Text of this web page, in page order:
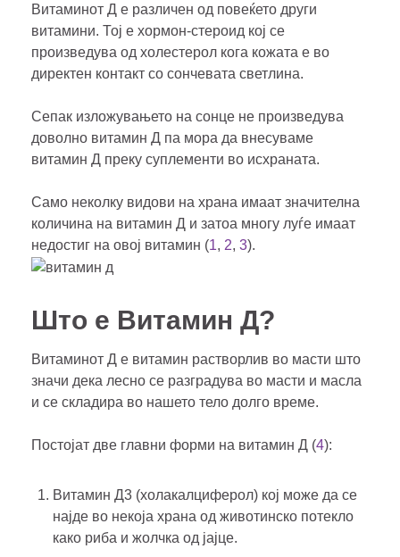
Витаминот Д е различен од повеќето други
витамини. Тој е хормон-стероид кој се
произведува од холестерол кога кожата е во
директен контакт со сончевата светлина.
Сепак изложувањето на сонце не произведува
доволно витамин Д па мора да внесуваме
витамин Д преку суплементи во исхраната.
Само неколку видови на храна имаат значителна
количина на витамин Д и затоа многу луѓе имаат
недостиг на овој витамин (1, 2, 3).
Што е Витамин Д?
Витаминот Д е витамин растворлив во масти што
значи дека лесно се разградува во масти и масла
и се складира во нашето тело долго време.
Постојат две главни форми на витамин Д (4):
Витамин Д3 (холакалциферол) кој може да се
најде во некоја храна од животинско потекло
како риба и жолчка од јајце.